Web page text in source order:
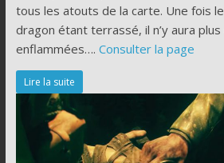
tous les atouts de la carte. Une fois
dragon étant terrassé, il n’y aura
enflammées…. Consulter la page
Lire la suite